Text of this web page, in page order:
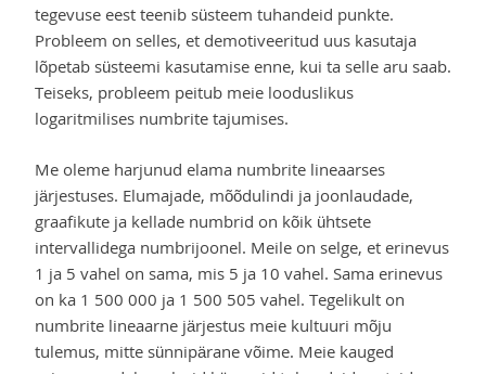
tegevuse eest teenib süsteem tuhandeid punkte.
Probleem on selles, et demotiveeritud uus kasutaja
lõpetab süsteemi kasutamise enne, kui ta selle aru saab.
Teiseks, probleem peitub meie looduslikus
logaritmilises numbrite tajumises.
Me oleme harjunud elama numbrite lineaarses
järjestuses. Elumajade, mõõdulindi ja joonlaudade,
graafikute ja kellade numbrid on kõik ühtsete
intervallidega numbrijoonel. Meile on selge, et erinevus
1 ja 5 vahel on sama, mis 5 ja 10 vahel. Sama erinevus
on ka 1 500 000 ja 1 500 505 vahel. Tegelikult on
numbrite lineaarne järjestus meie kultuuri mõju
tulemus, mitte sünnipärane võime. Meie kauged